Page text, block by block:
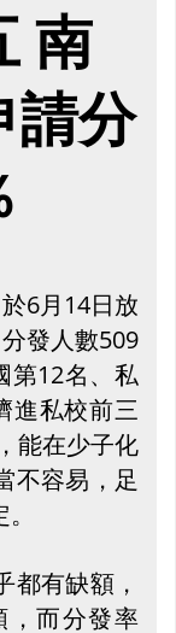
南
請分
6月14日放
發人數509
第12名、私
進私校前三
能在少子化
不容易，足
都有缺額，
，而分發率